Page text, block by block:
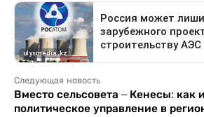
Следующая новость
Вместо сельсовета – Кенесы: как
политическое управление в